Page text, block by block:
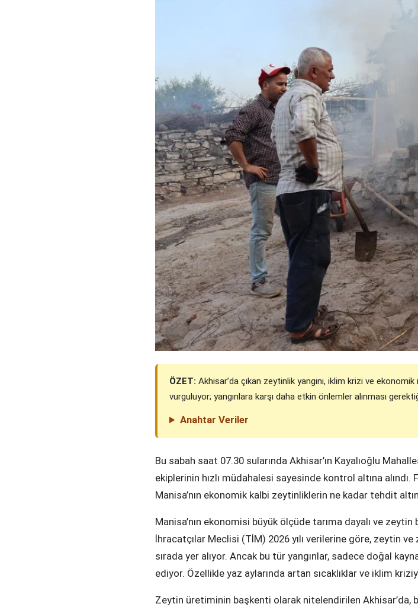
ÖZET: Akhisar’da çıkan zeytinlik yangını, iklim krizi ve
vurguluyor; yangınlara karşı daha etkin önlemler alınması
Anahtar Veriler
Bu sabah saat 07.30 sularında Akhisar’ın Kayalıoğlu
ekiplerinin hızlı müdahalesi sayesinde kontrol altına alındı.
Manisa’nın ekonomik kalbi zeytinliklerin ne kadar tehdit
Manisa’nın ekonomisi büyük ölçüde tarıma dayalı ve
İhracatçılar Meclisi (TİM) 2026 yılı verilerine göre, zeytin
sırada yer alıyor. Ancak bu tür yangınlar, sadece doğal
ediyor. Özellikle yaz aylarında artan sıcaklıklar ve iklim
Zeytin üretiminin başkenti olarak nitelendirilen Akhisar’da,